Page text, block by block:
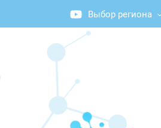
Выбор региона